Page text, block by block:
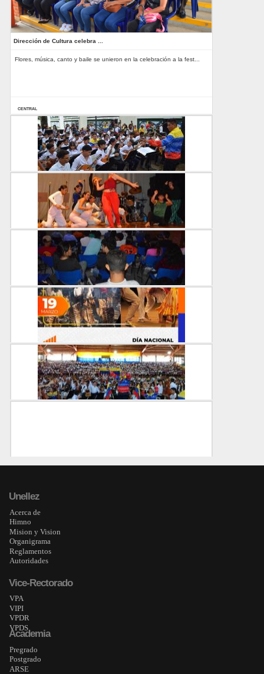
Dirección de Cultura celebra ...
Flores, música, canto y baile se unieron en la celebración a la fest...
CENTRAL
Rector Adán Chávez: "No hay verdadera revoluci�...
07-04-2025
Danza Unellez celebró por todo lo alto su cuadra...
CENTRAL
Dirección de Cultura proyecta documental “Cien...
CENTRAL
El 19 de marzo: Día Nacional de la Llaneridad
CENTRAL
19-03-2025
Unellez obtuvo segundo lugar en el Festival Nacio...
Unellez
Acerca de
Himno
Mision y Vision
Organigrama
Reglamentos
Autoridades
Vice-Rectorado
VPA
VIPI
VPDR
VPDS
Academia
Pregrado
Postgrado
ARSE